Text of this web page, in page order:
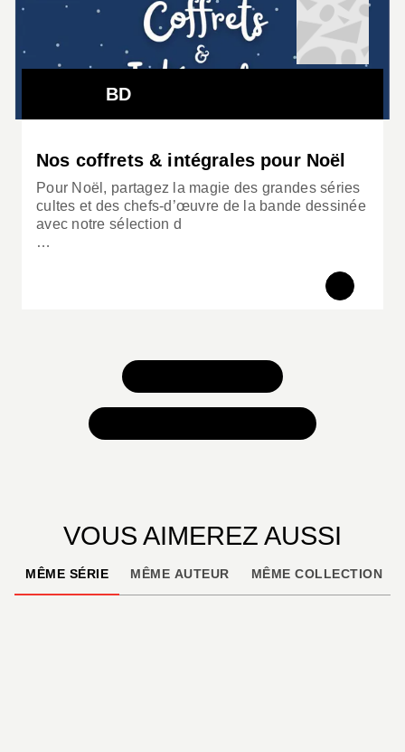
BD
Nos coffrets & intégrales pour Noël
Pour Noël, partagez la magie des grandes séries
cultes et des chefs-d’œuvre de la bande dessinée
avec notre sélection d
…
VOUS AIMEREZ AUSSI
MÊME SÉRIE MÊME AUTEUR MÊME COLLECTION